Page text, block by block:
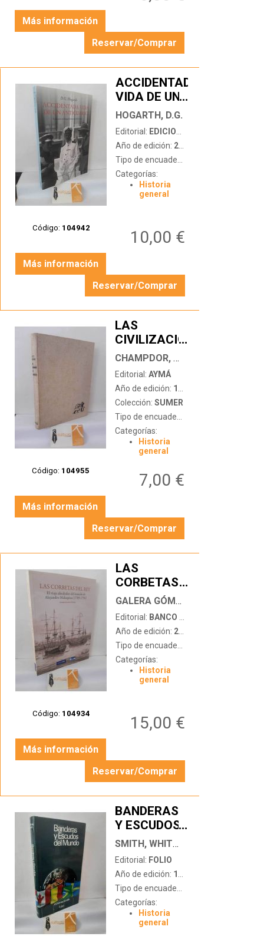
Más información
Reservar/Comprar
Código: 104942
ACCIDENTADA
VIDA DE UN
ANTICUARIO
…
HOGARTH, D.G.
Editorial: EDICIONES DEL VIENTO
Año de edición: 2024
Tipo de encuadernación:
Categorías:
Historia
general
10,00 €
Más información
Reservar/Comprar
Código: 104955
LAS
CIVILIZACIONES
DEL MAR
MUERTO
…
CHAMPDOR, ALBERT
Editorial: AYMÁ
Año de edición: 1962
Colección: SUMER
Tipo de encuadernación:
Categorías:
Historia
general
7,00 €
Más información
Reservar/Comprar
Código: 104934
LAS
CORBETAS
DEL REY. EL
VIAJE
ALREDEDOR
DEL MUNDO
DE
ALEJANDRO
MALASPINA
…
GALERA GÓMEZ, ANDRÉS
Editorial: BANCO BBVA
Año de edición: 2010
Tipo de encuadernación:
Categorías:
Historia
general
15,00 €
Más información
Reservar/Comprar
BANDERAS
Y ESCUDOS
DEL MUNDO
…
SMITH, WHITNEY
Editorial: FOLIO
Año de edición: 1985
Tipo de encuadernación:
Categorías:
Historia
general